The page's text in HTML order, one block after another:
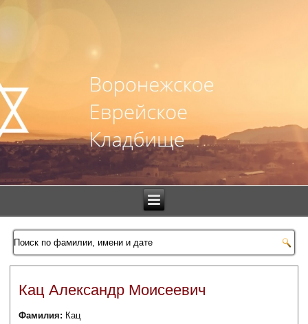
Кац Александр Моисеевич
Фамилия: Кац